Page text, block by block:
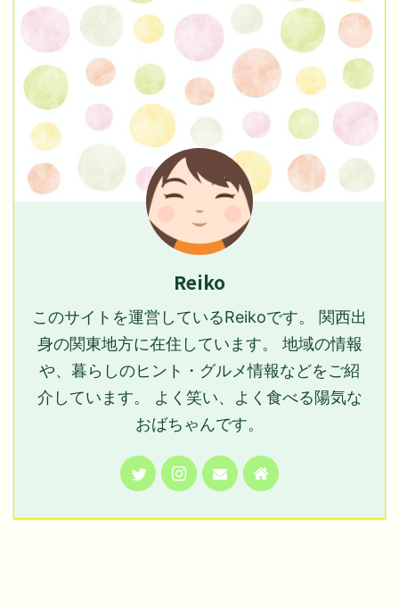
Reiko
このサイトを運営しているReikoです。 関西出
身の関東地方に在住しています。 地域の情報
や、暮らしのヒント・グルメ情報などをご紹
介しています。 よく笑い、よく食べる陽気な
おばちゃんです。